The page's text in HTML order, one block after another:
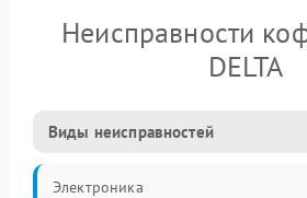
Неисправности
DELTA
Виды неисправностей
Электроника